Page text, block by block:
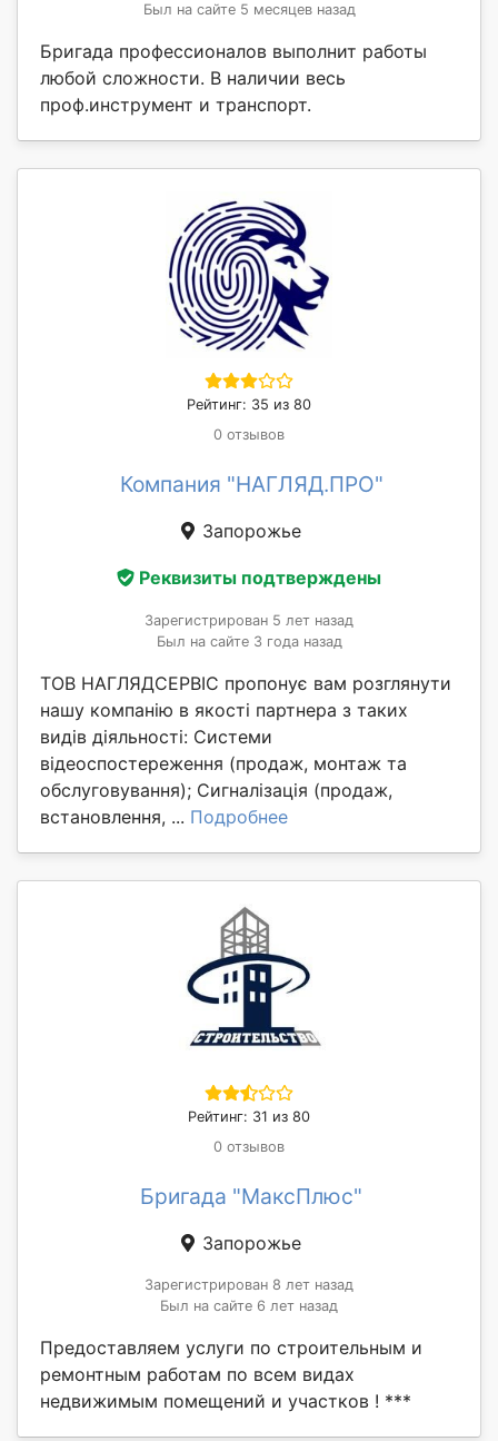
Был на сайте 5 месяцев назад
Бригада профессионалов выполнит работы
любой сложности. В наличии весь
проф.инструмент и транспорт.
Рейтинг: 35 из 80
0 отзывов
Компания "НАГЛЯД.ПРО"
Запорожье
Реквизиты подтверждены
Зарегистрирован 5 лет назад
Был на сайте 3 года назад
ТОВ НАГЛЯДСЕРВІС пропонує вам розглянути
нашу компанію в якості партнера з таких
видів діяльності: Системи
відеоспостереження (продаж, монтаж та
обслуговування); Сигналізація (продаж,
встановлення, ... Подробнее
Рейтинг: 31 из 80
0 отзывов
Бригада "МаксПлюс"
Запорожье
Зарегистрирован 8 лет назад
Был на сайте 6 лет назад
Предоставляем услуги по строительным и
ремонтным работам по всем видах
недвижимым помещений и участков ! ***